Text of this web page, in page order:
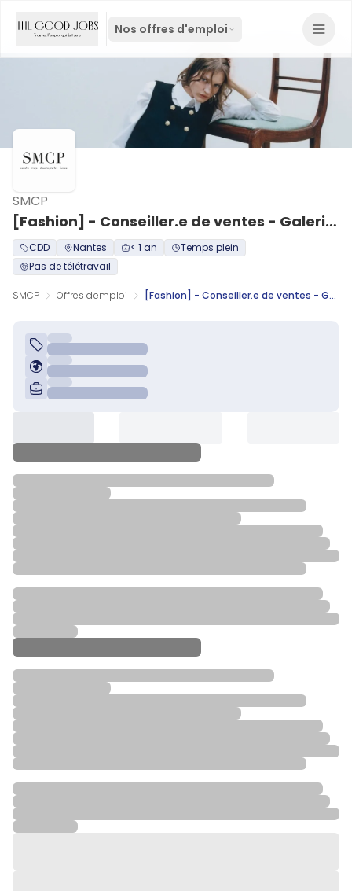
Nos offres d'emploi
[Fashion] - Conseiller.e de ventes - Galeries Lafayette Nantes - CDD 35h - H/F
SMCP
CDD Nantes < 1 an
Temps plein
Pas de télétravail
SMCP Offres d'emploi [Fashion] - Conseiller.e de ventes - Galeries Lafayette Nantes - CDD 35h - H/F